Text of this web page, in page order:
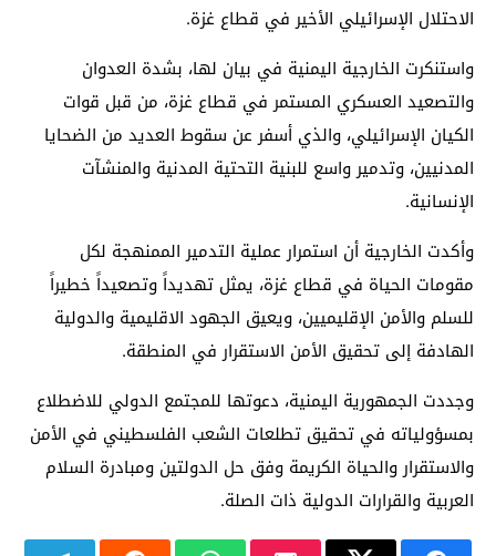
الاحتلال الإسرائيلي الأخير في قطاع غزة.
واستنكرت الخارجية اليمنية في بيان لها، بشدة العدوان
والتصعيد العسكري المستمر في قطاع غزة، من قبل قوات
الكيان الإسرائيلي، والذي أسفر عن سقوط العديد من الضحايا
المدنيين، وتدمير واسع للبنية التحتية المدنية والمنشآت
الإنسانية.
وأكدت الخارجية أن استمرار عملية التدمير الممنهجة لكل
مقومات الحياة في قطاع غزة، يمثل تهديداً وتصعيداً خطيراً
للسلم والأمن الإقليميين، ويعيق الجهود الاقليمية والدولية
الهادفة إلى تحقيق الأمن الاستقرار في المنطقة.
وجددت الجمهورية اليمنية، دعوتها للمجتمع الدولي للاضطلاع
بمسؤولياته في تحقيق تطلعات الشعب الفلسطيني في الأمن
والاستقرار والحياة الكريمة وفق حل الدولتين ومبادرة السلام
العربية والقرارات الدولية ذات الصلة.